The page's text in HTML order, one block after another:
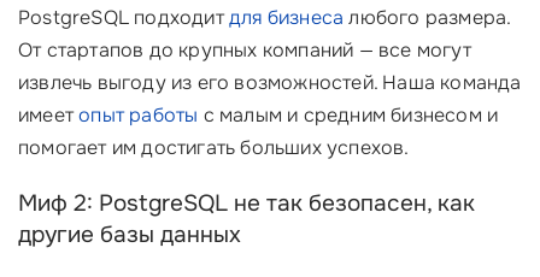
PostgreSQL подходитдля бизнеса любого размера.
От стартапов до крупных компаний — все могут
извлечь выгоду из его возможностей. Наша команда
имеетопыт работы с малым и средним бизнесом и
помогает им достигать больших успехов.
Миф 2: PostgreSQL не так безопасен, как
другие базы данных